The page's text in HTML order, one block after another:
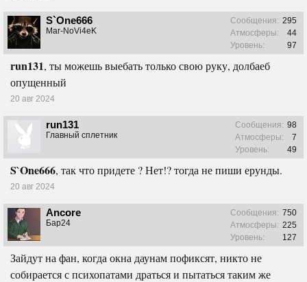
S`One666
Маг-NoVi4eK
Сообщения: 295
Атмосферы:
44
Уровень:
97
run131, ты можешь выебать только свою руку, долбаеб
опущенный
20 авг 2024
run131
Главный сплетник
Сообщения: 98
Атмосферы:
7
Уровень:
49
S`One666, так что придете ? Нет!? тогда не пиши ерунды.
20 авг 2024
Ancore
Бар24
Сообщения: 750
Атмосферы: 225
Уровень:
127
Зайдут на фан, когда окна даунам пофиксят, никто не
собирается с психопатами драться и пытаться таким же